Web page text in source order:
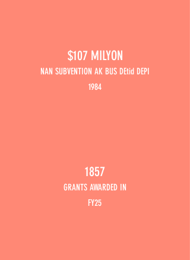
$107 MILYON
NAN SUBVENTION AK BUS DEtid DEPI
1984
1857
GRANTS AWARDED IN
FY25